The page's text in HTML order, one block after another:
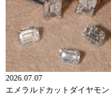
2026.07.07
エメラルドカットダイヤモン